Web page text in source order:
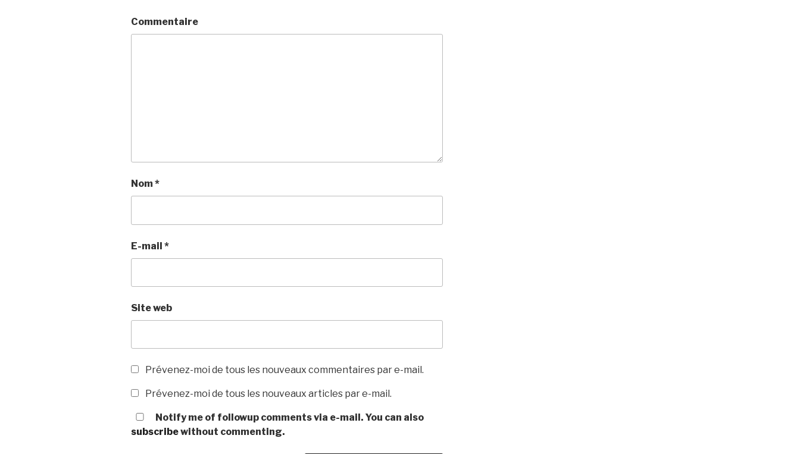
Commentaire
Nom*
E-mail *
Site web
Prévenez-moi de tous les nouveaux commentaires par e-mail.
Prévenez-moi de tous les nouveaux articles par e-mail.
Notify me of followup comments via e-mail. You can also
subscribewithout commenting.